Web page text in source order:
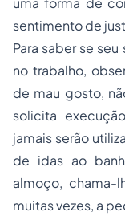
sentimento de
Para saber se
no trabalho,
de mau gosto,
solicita
jamais serão
de idas ao
almoço, chama-
muitas vezes, a